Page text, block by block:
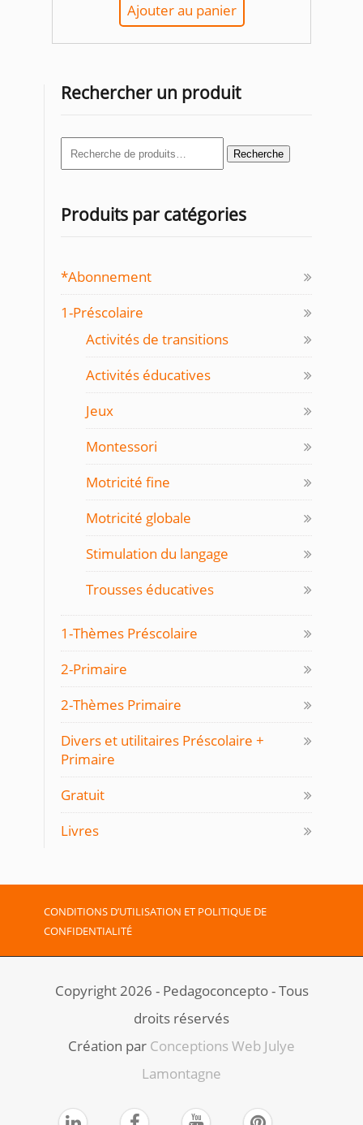
Ajouter au panier
Rechercher un produit
Recherche
pour :
Recherche
Produits par catégories
*Abonnement
1-Préscolaire
Activités de transitions
Activités éducatives
Jeux
Montessori
Motricité fine
Motricité globale
Stimulation du langage
Trousses éducatives
1-Thèmes Préscolaire
2-Primaire
2-Thèmes Primaire
Divers et utilitaires Préscolaire +
Primaire
Gratuit
Livres
CONDITIONS D’UTILISATION ET POLITIQUE DE
CONFIDENTIALITÉ
Copyright 2026 - Pedagoconcepto - Tous
droits réservés
Création par ​ Conceptions Web Julye
Lamontagne